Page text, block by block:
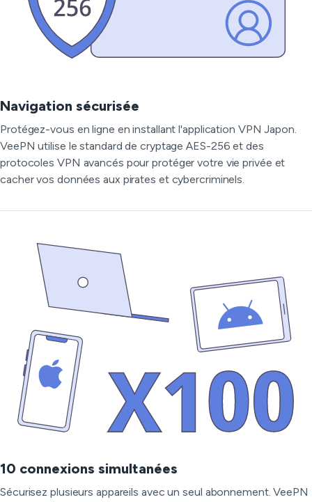
Navigation sécurisée
Protégez-vous en ligne en installant l'application VPN Japon.
VeePN utilise le standard de cryptage AES-256 et des
protocoles VPN avancés pour protéger votre vie privée et
cacher vos données aux pirates et cybercriminels.
10 connexions simultanées
Sécurisez plusieurs appareils avec un seul abonnement. VeePN